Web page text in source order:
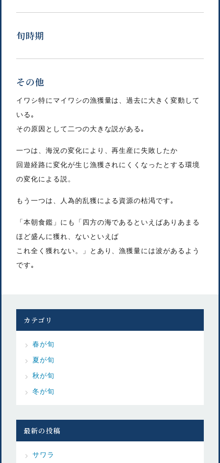
旬時期
その他
イワシ特にマイワシの漁獲量は、過去に大きく変動して
いる｡
その原因として二つの大きな説がある｡
一つは、海況の変化により、再生産に失敗したか
回遊経路に変化が生じ漁獲されにくくなったとする環境
の変化による説。
もう一つは、人為的乱獲による資源の枯渇です｡
「本朝食鑑」にも「四方の海であるといえばありあまる
ほど盛んに獲れ、ないといえば
これ全く獲れない。」とあり、漁獲量には波があるよう
です｡
カテゴリ
春が旬
夏が旬
秋が旬
冬が旬
最新の投稿
サワラ